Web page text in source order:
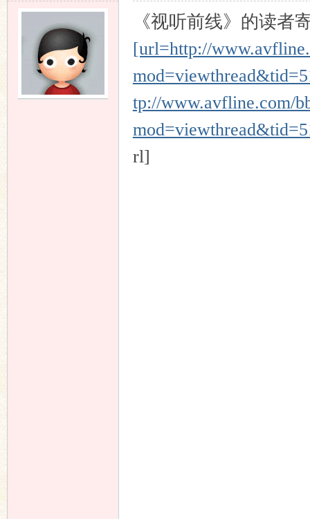
《视听前线》的读者
[url=http://
tp://www.avfline.com/
rl]